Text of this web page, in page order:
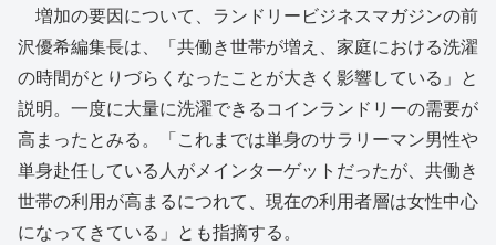
増加の要因について、ランドリービジネスマガジンの前
沢優希編集長は、「共働き世帯が増え、家庭における洗濯
の時間がとりづらくなったことが大きく影響している」と
説明。一度に大量に洗濯できるコインランドリーの需要が
高まったとみる。「これまでは単身のサラリーマン男性や
単身赴任している人がメインターゲットだったが、共働き
世帯の利用が高まるにつれて、現在の利用者層は女性中心
になってきている」とも指摘する。